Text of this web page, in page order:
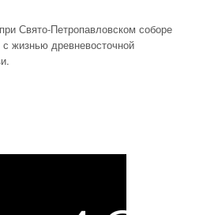
Свято-Петропавловском соборе
жизнью древневосточной